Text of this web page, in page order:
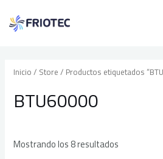
Inicio / Store / Productos etiquetados
BTU60000
Mostrando los 8 resultados